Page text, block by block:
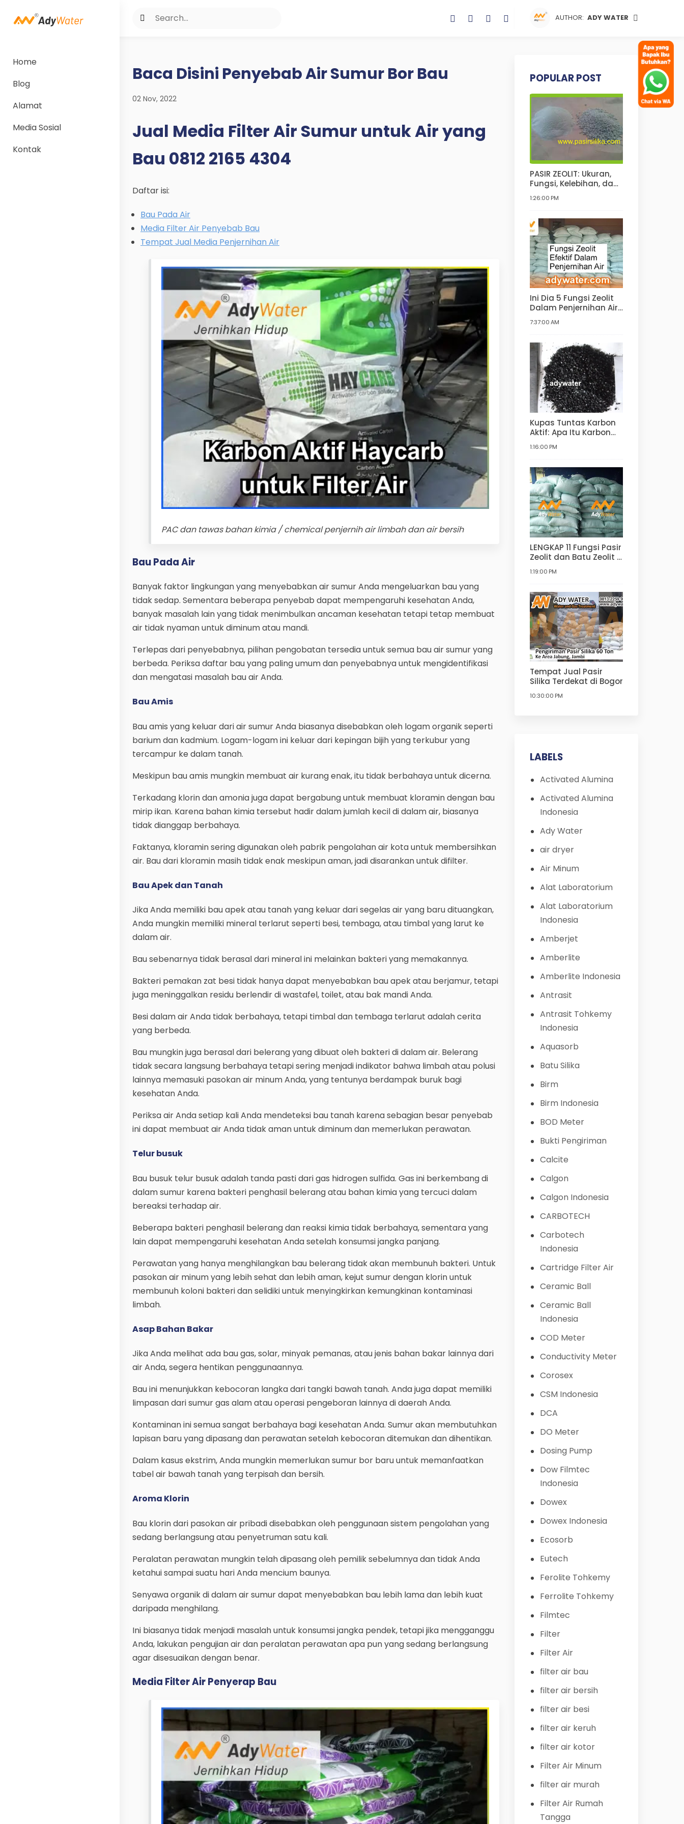
AUTHOR: ADY WATER
Home
Blog
Alamat
Media Sosial
Kontak
Baca Disini Penyebab Air Sumur Bor Bau
02 Nov, 2022
Jual Media Filter Air Sumur untuk Air yang
Bau 0812 2165 4304
Daftar isi:
Bau Pada Air
Media Filter Air Penyebab Bau
Tempat Jual Media Penjernihan Air
PAC dan tawas bahan kimia / chemical penjernih air limbah dan air bersih
Bau Pada Air
Banyak faktor lingkungan yang menyebabkan air sumur Anda mengeluarkan bau yang
tidak sedap. Sementara beberapa penyebab dapat mempengaruhi kesehatan Anda,
banyak masalah lain yang tidak menimbulkan ancaman kesehatan tetapi tetap membuat
air tidak nyaman untuk diminum atau mandi.
Terlepas dari penyebabnya, pilihan pengobatan tersedia untuk semua bau air sumur yang
berbeda. Periksa daftar bau yang paling umum dan penyebabnya untuk mengidentifikasi
dan mengatasi masalah bau air Anda.
Bau Amis
Bau amis yang keluar dari air sumur Anda biasanya disebabkan oleh logam organik seperti
barium dan kadmium. Logam-logam ini keluar dari kepingan bijih yang terkubur yang
tercampur ke dalam tanah.
Meskipun bau amis mungkin membuat air kurang enak, itu tidak berbahaya untuk dicerna.
Terkadang klorin dan amonia juga dapat bergabung untuk membuat kloramin dengan bau
mirip ikan. Karena bahan kimia tersebut hadir dalam jumlah kecil di dalam air, biasanya
tidak dianggap berbahaya.
Faktanya, kloramin sering digunakan oleh pabrik pengolahan air kota untuk membersihkan
air. Bau dari kloramin masih tidak enak meskipun aman, jadi disarankan untuk difilter.
Bau Apek dan Tanah
Jika Anda memiliki bau apek atau tanah yang keluar dari segelas air yang baru dituangkan,
Anda mungkin memiliki mineral terlarut seperti besi, tembaga, atau timbal yang larut ke
dalam air.
Bau sebenarnya tidak berasal dari mineral ini melainkan bakteri yang memakannya.
Bakteri pemakan zat besi tidak hanya dapat menyebabkan bau apek atau berjamur, tetapi
juga meninggalkan residu berlendir di wastafel, toilet, atau bak mandi Anda.
Besi dalam air Anda tidak berbahaya, tetapi timbal dan tembaga terlarut adalah cerita
yang berbeda.
Bau mungkin juga berasal dari belerang yang dibuat oleh bakteri di dalam air. Belerang
tidak secara langsung berbahaya tetapi sering menjadi indikator bahwa limbah atau polusi
lainnya memasuki pasokan air minum Anda, yang tentunya berdampak buruk bagi
kesehatan Anda.
Periksa air Anda setiap kali Anda mendeteksi bau tanah karena sebagian besar penyebab
ini dapat membuat air Anda tidak aman untuk diminum dan memerlukan perawatan.
Telur busuk
Bau busuk telur busuk adalah tanda pasti dari gas hidrogen sulfida. Gas ini berkembang di
dalam sumur karena bakteri penghasil belerang atau bahan kimia yang tercuci dalam
bereaksi terhadap air.
Beberapa bakteri penghasil belerang dan reaksi kimia tidak berbahaya, sementara yang
lain dapat mempengaruhi kesehatan Anda setelah konsumsi jangka panjang.
Perawatan yang hanya menghilangkan bau belerang tidak akan membunuh bakteri. Untuk
pasokan air minum yang lebih sehat dan lebih aman, kejut sumur dengan klorin untuk
membunuh koloni bakteri dan selidiki untuk menyingkirkan kemungkinan kontaminasi
limbah.
Asap Bahan Bakar
Jika Anda melihat ada bau gas, solar, minyak pemanas, atau jenis bahan bakar lainnya dari
air Anda, segera hentikan penggunaannya.
Bau ini menunjukkan kebocoran langka dari tangki bawah tanah. Anda juga dapat memiliki
limpasan dari sumur gas alam atau operasi pengeboran lainnya di daerah Anda.
Kontaminan ini semua sangat berbahaya bagi kesehatan Anda. Sumur akan membutuhkan
lapisan baru yang dipasang dan perawatan setelah kebocoran ditemukan dan dihentikan.
Dalam kasus ekstrim, Anda mungkin memerlukan sumur bor baru untuk memanfaatkan
tabel air bawah tanah yang terpisah dan bersih.
Aroma Klorin
Bau klorin dari pasokan air pribadi disebabkan oleh penggunaan sistem pengolahan yang
sedang berlangsung atau penyetruman satu kali.
Peralatan perawatan mungkin telah dipasang oleh pemilik sebelumnya dan tidak Anda
ketahui sampai suatu hari Anda mencium baunya.
Senyawa organik di dalam air sumur dapat menyebabkan bau lebih lama dan lebih kuat
daripada menghilang.
Ini biasanya tidak menjadi masalah untuk konsumsi jangka pendek, tetapi jika mengganggu
Anda, lakukan pengujian air dan peralatan perawatan apa pun yang sedang berlangsung
agar disesuaikan dengan benar.
Media Filter Air Penyerap Bau
POPULAR POST
PASIR ZEOLIT: Ukuran,
Fungsi, Kelebihan, dan
Zeolit Untuk Kucing,
1:26:00 PM
Ini Dia 5 Fungsi Zeolit
Dalam Penjernihan Air!
Kegunaan Zeolit
dalam Pengolahan Air
Water Softener
7:37:00 AM
Kupas Tuntas Karbon
Aktif: Apa Itu Karbon
Pembuatan, Jenis,
1:16:00 PM
LENGKAP 11 Fungsi Pasir
Zeolit dan Batu Zeolit |
Kegunaan Zeolit untuk
Hortikultur, dan lain-
lain
1:19:00 PM
Tempat Jual Pasir
Silika Terdekat di Bogor
10:30:00 PM
LABELS
Activated Alumina
Activated Alumina
Indonesia
Ady Water
air dryer
Air Minum
Alat Laboratorium
Alat Laboratorium
Indonesia
Amberjet
Amberlite
Amberlite Indonesia
Antrasit
Antrasit Tohkemy
Indonesia
Aquasorb
Batu Silika
Birm
Birm Indonesia
BOD Meter
Bukti Pengiriman
Calcite
Calgon
Calgon Indonesia
CARBOTECH
Carbotech
Indonesia
Cartridge Filter Air
Ceramic Ball
Ceramic Ball
Indonesia
COD Meter
Conductivity Meter
Corosex
CSM Indonesia
DCA
DO Meter
Dosing Pump
Dow Filmtec
Indonesia
Dowex
Dowex Indonesia
Ecosorb
Eutech
Ferolite Tohkemy
Ferrolite Tohkemy
Filmtec
Filter
Filter Air
filter air bau
filter air bersih
filter air besi
filter air keruh
filter air kotor
Filter Air Minum
filter air murah
Filter Air Rumah
Tangga